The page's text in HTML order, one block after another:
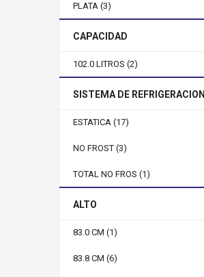
PLATA (3)
CAPACIDAD
102.0 LITROS (2)
SISTEMA DE REFRIGERACION
ESTATICA (17)
NO FROST (3)
TOTAL NO FROS (1)
ALTO
83.0 CM (1)
83.8 CM (6)